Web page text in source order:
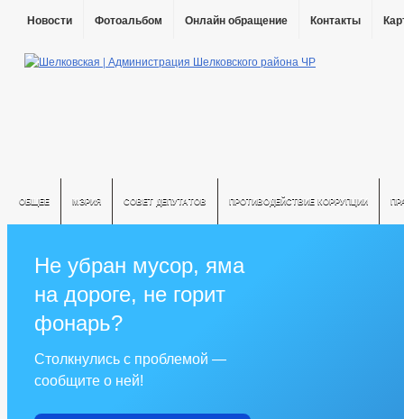
Новости Фотоальбом Онлайн обращение Контакты
ОБЩЕЕ МЭРИЯ СОВЕТ ДЕПУТАТОВ ПРОТИВОДЕЙСТВИЕ КОРРУПЦИИ
Не убран мусор, яма
на дороге, не горит
фонарь?
Столкнулись с проблемой —
сообщите о ней!